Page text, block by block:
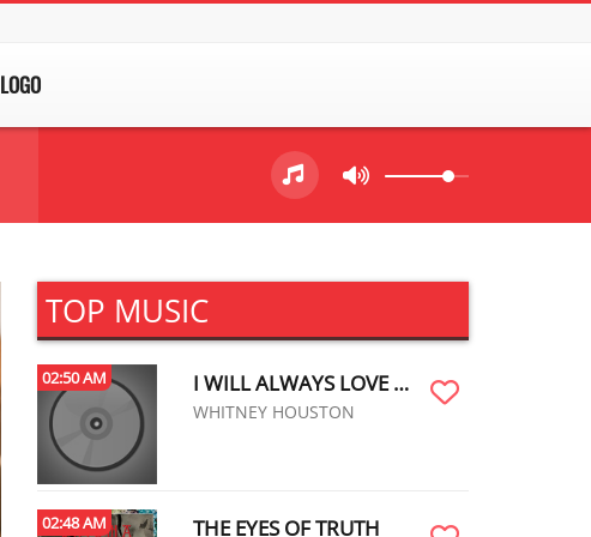
LOGO
TOP MUSIC
02:50 AM I WILL ALWAYS LOVE YOU
WHITNEY HOUSTON
02:48 AM THE EYES OF TRUTH